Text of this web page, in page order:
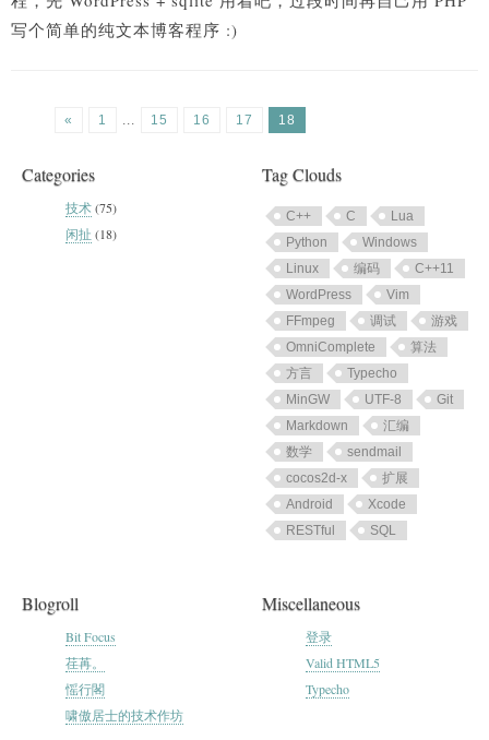
写个简单的纯文本博客程序 :)
« 1 ... 15 16 17 18
Categories
技术(75)
闲扯 (18)
Tag Clouds
C++ C
Lua
Python
Windows
Linux
编码
C++11
WordPress
Vim
FFmpeg
调试
游戏
OmniComplete
算法
方言
Typecho
MinGW
UTF-8
Git
Markdown
汇编
数学
sendmail
cocos2d-x
扩展
Android
Xcode
RESTful
SQL
Blogroll
Bit Focus
荏苒。
愮行閣
啸傲居士的技术作坊
Miscellaneous
登录
Valid HTML5
Typecho